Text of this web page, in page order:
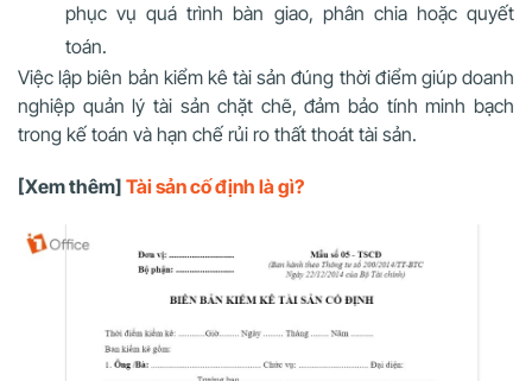
phục vụ quá trình bàn giao, phân chia hoặc quyết
toán.
Việc lập biên bản kiểm kê tài sản đúng thời điểm giúp doanh
nghiệp quản lý tài sản chặt chẽ, đảm bảo tính minh bạch
trong kế toán và hạn chế rủi ro thất thoát tài sản.
[Xem thêm] Tài sản cố định là gì?